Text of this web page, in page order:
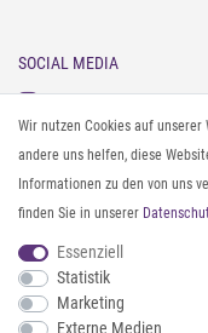
SOCIAL MEDIA
Facebook
Pinterest
Twitter
Youtube
Threads
ZAHLUNG & VERSAND
Wir nutzen Cookies auf unserer
andere uns helfen, diese
Informationen zu den von uns
finden Sie in unserer
Essenziell
Statistik
Marketing
Externe Medien